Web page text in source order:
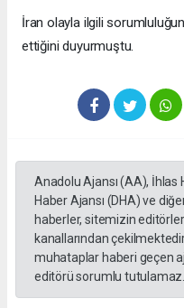
İran olayla ilgili
ettiğini duyurmuştu.
Anadolu Ajansı (AA), İhlas
Haber Ajansı (DHA) ve
haberler, sitemizin
kanallarından
muhataplar haberi geçen
editörü sorumlu tutulamaz...